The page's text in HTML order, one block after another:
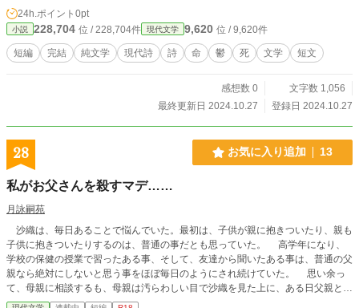
24h.ポイント 0pt
小説 228,704 位 / 228,704件 現代文学 9,620 位 / 9,620件
短編 完結 純文学 現代詩 詩 命 鬱 死 文学 短文
感想数 0
文字数 1,056
最終更新日 2024.10.27
登録日 2024.10.27
28 お気に入り追加 13
私がお父さんを殺すマデ……
月詠嗣苑
沙織は、毎日あることで悩んでいた。最初は、子供が親に抱きついたり、親も
子供に抱きついたりするのは、普通の事だとも思っていた。 高学年になり、
学校の保健の授業で習ったある事、そして、友達から聞いたある事は、普通の父
親なら絶対にしないと思う事をほぼ毎日のようにされ続けていた。 思い余っ
て、母親に相談するも、母親は汚らわしい目で沙織を見た上に、ある日父親と離
婚してしまう。 「あー、これでやっと堂々と出来るな」と父親は、沙織に言う